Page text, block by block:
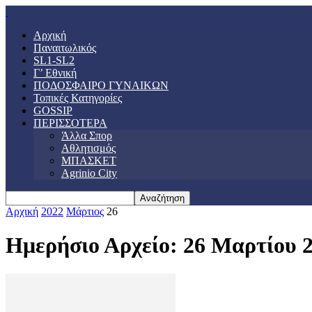
Αρχική
Παναιτωλικός
SL1-SL2
Γ’ Εθνική
ΠΟΔΟΣΦΑΙΡΟ ΓΥΝΑΙΚΩΝ
Τοπικές Κατηγορίες
GOSSIP
ΠΕΡΙΣΣΟΤΕΡΑ
Άλλα Σπορ
Αθλητισμός
ΜΠΑΣΚΕΤ
Agrinio City
Αρχική 2022 Μάρτιος 26
Ημερήσιο Αρχείο: 26 Μαρτίου